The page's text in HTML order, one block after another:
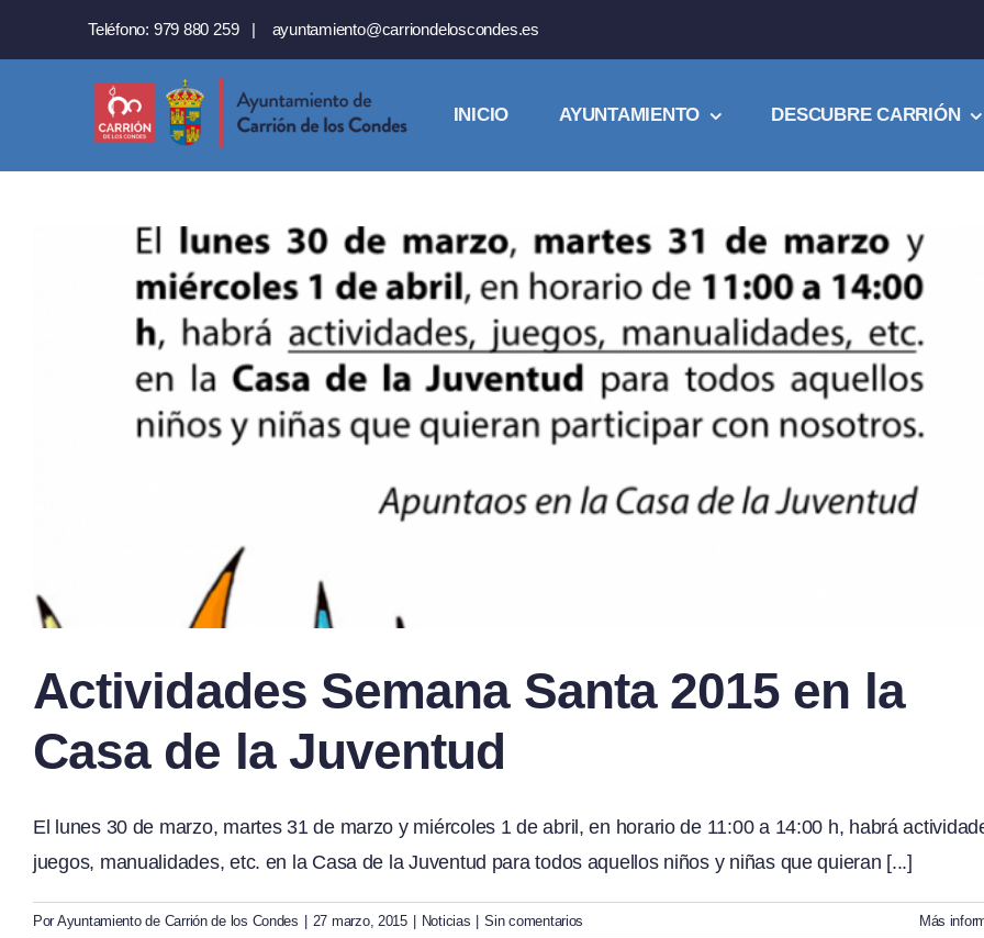
Teléfono: 979 880 259 | ayuntamiento@carriondeloscondes.es
INICIO AYUNTAMIENTO DESCUBRE CARRIÓN
Actividades Semana Santa 2015 en la
Casa de la Juventud
El lunes 30 de marzo, martes 31 de marzo y miércoles 1 de abril, en horario de 11:00 a 14:00 h, habrá
juegos, manualidades, etc. en la Casa de la Juventud para todos aquellos niños y niñas que quieran [...]
Por Ayuntamiento de Carrión de los Condes 27 marzo, 2015 Noticias Sin comentarios Más